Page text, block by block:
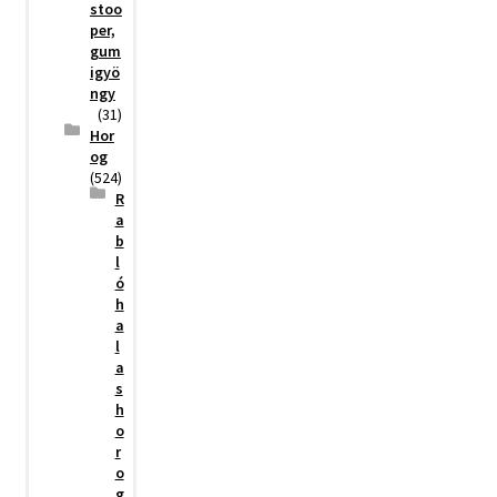
stoo
per,
gum
igyö
ngy
(31)
Hor
og
(524)
R
a
b
l
ó
h
a
l
a
s
h
o
r
o